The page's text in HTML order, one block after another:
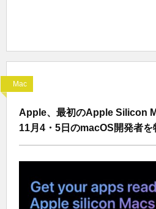
Mac
Apple、最初のApple Silicon
11月4・5日のmacOS開発者を